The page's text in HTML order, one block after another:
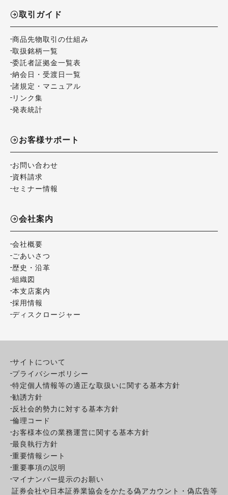
取引ガイド
商品先物取引の仕組み
取扱銘柄一覧
委託者証拠金一覧表
納会日・受渡日一覧
諸規定・マニュアル
リンク集
発表統計
お客様サポート
お問い合わせ
資料請求
セミナー情報
会社案内
会社概要
ごあいさつ
歴史・沿革
組織図
本支店案内
採用情報
ディスクロージャー
サイトについて
プライバシーポリシー
特定個人情報等の適正な取扱いに関する基本方針
勧誘方針
反社会的勢力に対する基本方針
倫理コード
お客様本位の業務運営に関する基本方針
最良執行方針
重要情報シート
重要事項の説明
マイナンバー提示のお願い
証券会社や日本証券業協会をかたる偽アカウント・偽広告等